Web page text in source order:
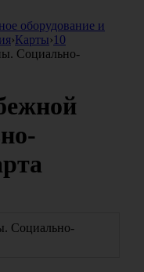
оборудование и
›Карты›10
Социально-